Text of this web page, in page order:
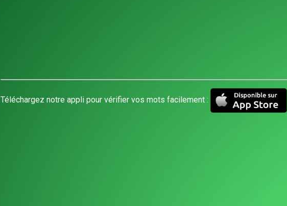
Téléchargez notre appli pour vérifier vos mots facilement :